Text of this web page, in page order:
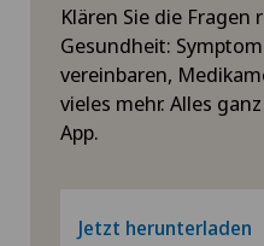
Klären Sie die
Gesundheit:
vereinbaren,
vieles mehr. Alles
App.
Jetzt herunterladen